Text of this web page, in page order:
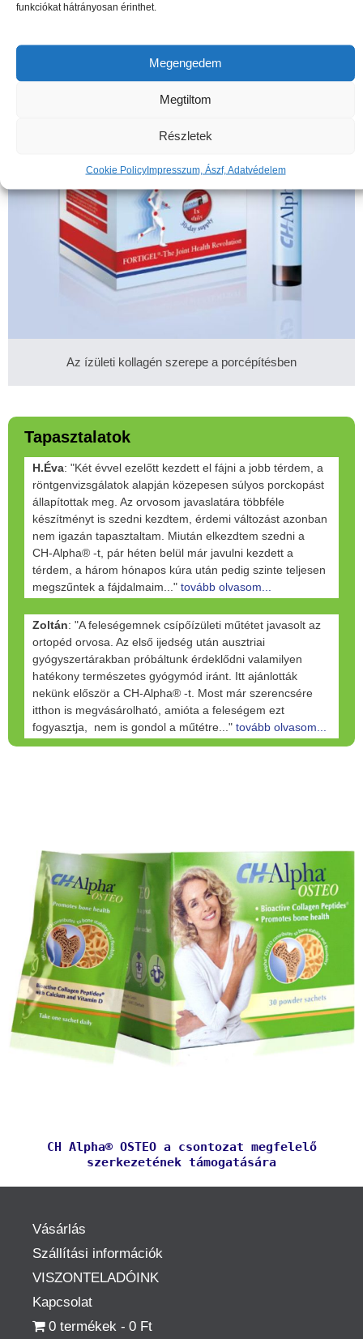
funkciókat hátrányosan érinthet.
Megengedem
Megtiltom
Részletek
Cookie PolicyImpresszum, Ászf, Adatvédelem
Az ízületi kollagén szerepe a porcépítésben
Tapasztalatok
H.Éva: "Két évvel ezelőtt kezdett el fájni a jobb térdem, a
röntgenvizsgálatok alapján közepesen súlyos porckopást
állapítottak meg. Az orvosom javaslatára többféle
készítményt is szedni kezdtem, érdemi változást azonban
nem igazán tapasztaltam. Miután elkezdtem szedni a
CH-Alpha® -t, pár héten belül már javulni kezdett a
térdem, a három hónapos kúra után pedig szinte teljesen
megszűntek a fájdalmaim..." tovább olvasom...
Zoltán: "A feleségemnek csípőízületi műtétet javasolt az
ortopéd orvosa. Az első ijedség után ausztriai
gyógyszertárakban próbáltunk érdeklődni valamilyen
hatékony természetes gyógymód iránt. Itt ajánlották
nekünk először a CH-Alpha® -t. Most már szerencsére
itthon is megvásárolható, amióta a feleségem ezt
fogyasztja, nem is gondol a műtétre..." tovább olvasom...
CH Alpha® OSTEO a csontozat megfelelő
szerkezetének támogatására
Vásárlás
Szállítási információk
VISZONTELADÓINK
Kapcsolat
0 termékek
0 Ft